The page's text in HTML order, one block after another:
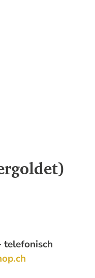
telefonisch